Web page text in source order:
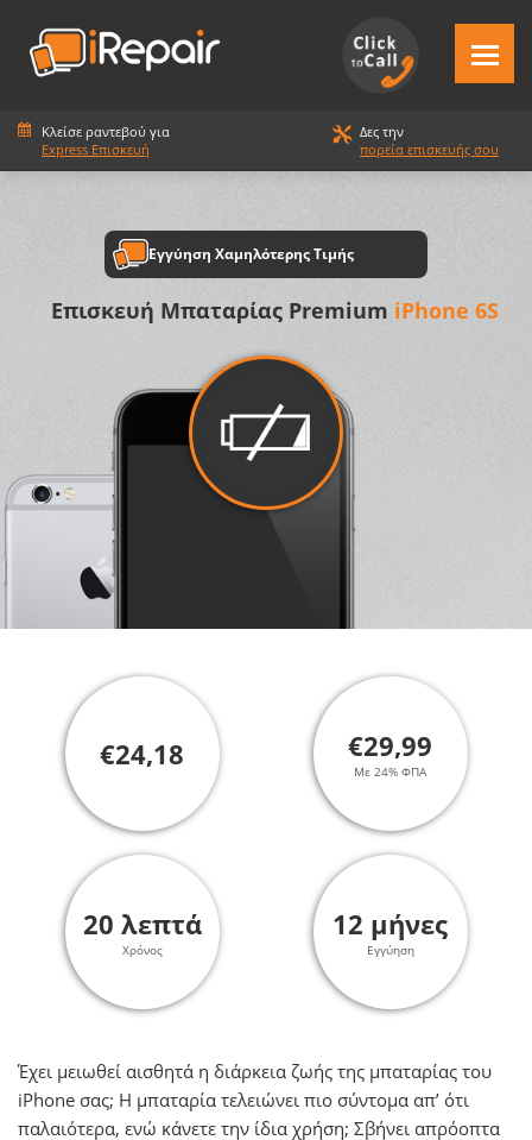
Κλείσε ραντεβού για
Express Επισκευή
Δες την
πορεία επισκευής σου
Εγγύηση Χαμηλότερης Τιμής
Επισκευή Μπαταρίας Premium iPhone 6S
€24,18 €29,99
Με 24% ΦΠΑ
20 λεπτά
Χρόνος
12 μήνες
Εγγύηση
Έχει μειωθεί αισθητά η διάρκεια ζωής της μπαταρίας του
iPhone σας; H μπαταρία τελειώνει πιο σύντομα απ’ ότι
παλαιότερα, ενώ κάνετε την ίδια χρήση; Σβήνει απρόοπτα